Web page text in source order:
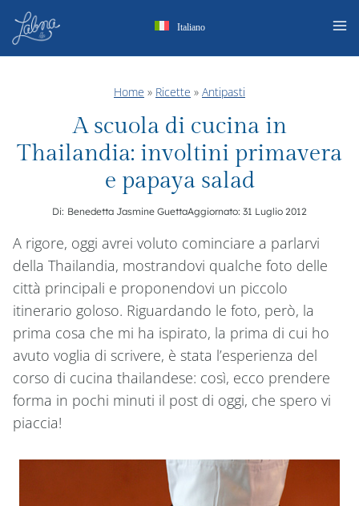
Salta
contenuto
Italiano
Home » Ricette » Antipasti
A scuola di cucina in
Thailandia: involtini primavera
e papaya salad
Di: Benedetta Jasmine GuettaAggiornato: 31 Luglio 2012
A rigore, oggi avrei voluto cominciare a parlarvi
della Thailandia, mostrandovi qualche foto delle
città principali e proponendovi un piccolo
itinerario goloso. Riguardando le foto, però, la
prima cosa che mi ha ispirato, la prima di cui ho
avuto voglia di scrivere, è stata l’esperienza del
corso di cucina thailandese: così, ecco prendere
forma in pochi minuti il post di oggi, che spero vi
piaccia!